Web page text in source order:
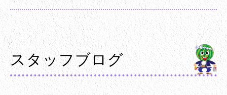
スタッフブログ